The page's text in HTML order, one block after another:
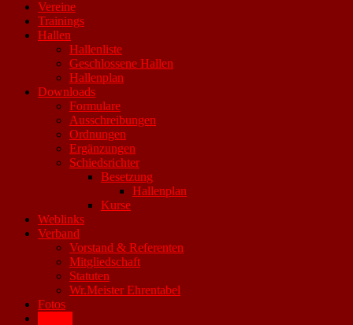
Vereine
Trainings
Hallen
Hallenliste
Geschlossene Hallen
Hallenplan
Downloads
Formulare
Ausschreibungen
Ordnungen
Ergänzungen
Schiedsrichter
Besetzung
Hallenplan
Kurse
Weblinks
Verband
Vorstand & Referenten
Mitgliedschaft
Statuten
Wr.Meister Ehrentabel
Fotos